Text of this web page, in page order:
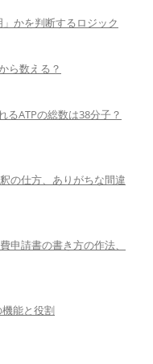
かを判断するロジック
ら数える？
るATPの総数は38分子？
の仕方、ありがちな間違
申請書の書き方の作法、
能と役割